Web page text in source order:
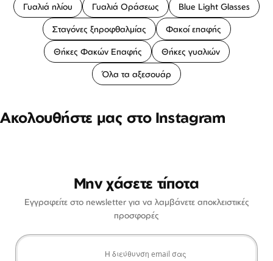
Γυαλιά ηλίου Γυαλιά Οράσεως Blue Light Glasses
Σταγόνες ξηροφθαλμίας Φακοί επαφής
Θήκες Φακών Επαφής Θήκες γυαλιών
Όλα τα αξεσουάρ
Ακολουθήστε μας στο Instagram
Μην χάσετε τίποτα
Εγγραφείτε στο newsletter για να λαμβάνετε αποκλειστικές
προσφορές